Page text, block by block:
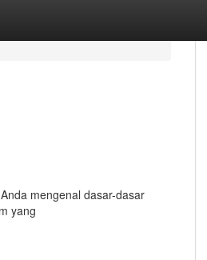
mengenal dasar-dasar
yang